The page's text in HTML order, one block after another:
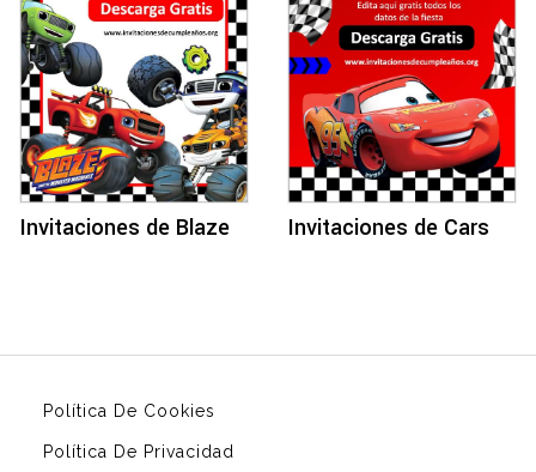
Invitaciones de Blaze Invitaciones de Cars
Política De Cookies
Política De Privacidad